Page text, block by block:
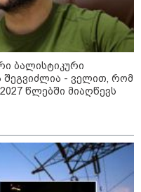
ხევის მიმდებარედ, 10
ზონაში არსებულ ყველა
დემონტაჟი
- რას აცხადებს
მერი
ბალისტიკური
შეგვიძლია - ველით, რომ
წლებში მიაღწევს